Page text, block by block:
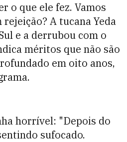
o que ele fez. Vamos
A tucana Yeda
e a derrubou com o
méritos que não são
em oito anos,
horrível: "Depois do
sufocado.